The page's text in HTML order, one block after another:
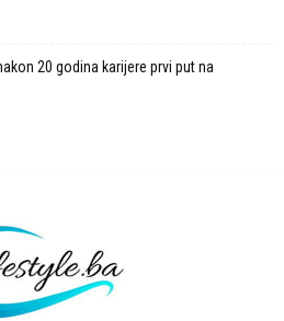
20 godina karijere prvi put na